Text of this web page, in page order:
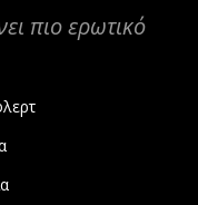
πιο ερωτικό